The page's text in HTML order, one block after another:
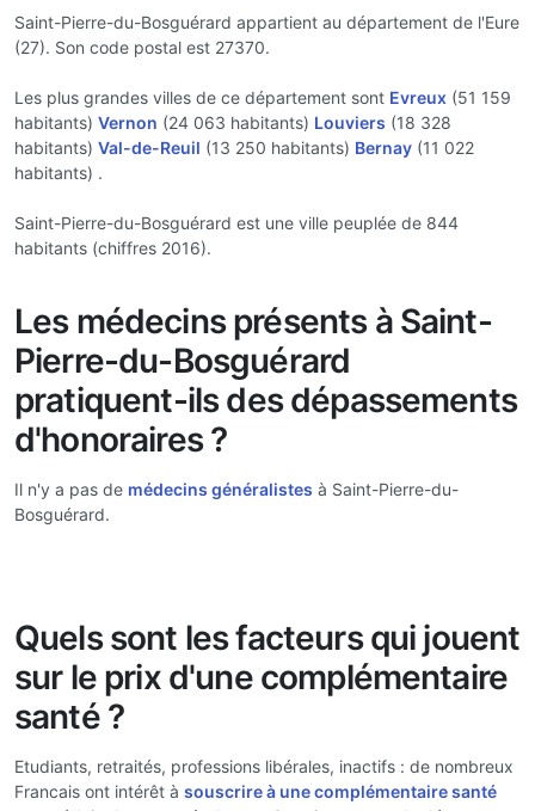
Saint-Pierre-du-Bosguérard appartient au département de l'Eure
(27). Son code postal est 27370.
Les plus grandes villes de ce département sont Evreux (51 159
habitants) Vernon (24 063 habitants) Louviers (18 328
habitants) Val-de-Reuil (13 250 habitants) Bernay (11 022
habitants) .
Saint-Pierre-du-Bosguérard est une ville peuplée de 844
habitants (chiffres 2016).
Les médecins présents à Saint-
Pierre-du-Bosguérard
pratiquent-ils des dépassements
d'honoraires ?
Il n'y a pas de médecins généralistes à Saint-Pierre-du-
Bosguérard.
Quels sont les facteurs qui jouent
sur le prix d'une complémentaire
santé ?
Etudiants, retraités, professions libérales, inactifs : de nombreux
Francais ont intérêt à souscrire à une complémentaire santé